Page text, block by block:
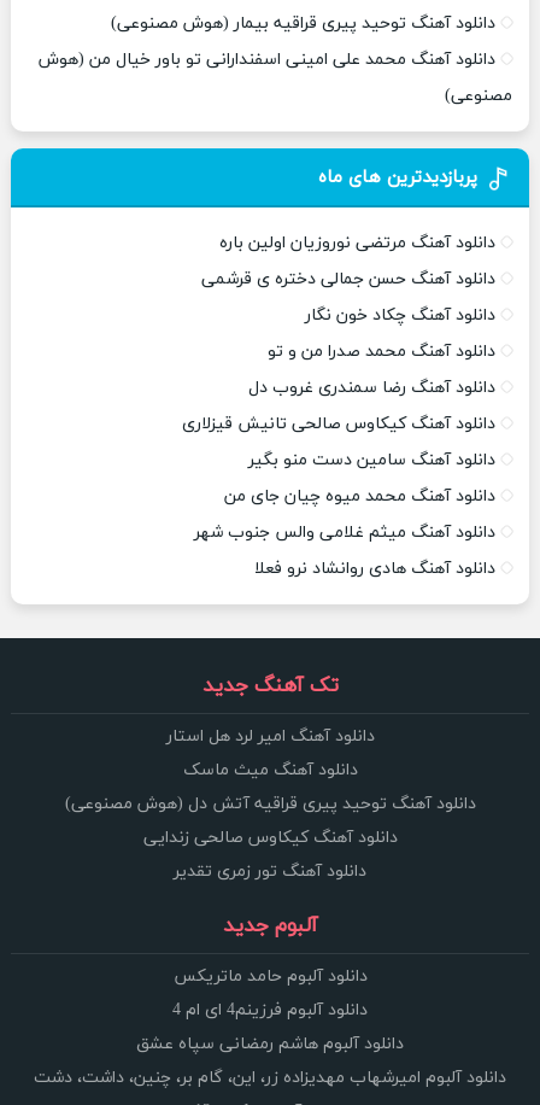
دانلود آهنگ توحید پیری قراقیه بیمار (هوش مصنوعی)
دانلود آهنگ محمد علی امینی اسفندارانی تو باور خیال من (هوش
مصنوعی)
پربازدیدترین های ماه
دانلود آهنگ مرتضی نوروزیان اولین باره
دانلود آهنگ حسن جمالی دختره ی قرشمی
دانلود آهنگ چکاد خون نگار
دانلود آهنگ محمد صدرا من و تو
دانلود آهنگ رضا سمندری غروب دل
دانلود آهنگ کیکاوس صالحی تانیش قیزلاری
دانلود آهنگ سامین دست منو بگیر
دانلود آهنگ محمد میوه چیان جای من
دانلود آهنگ میثم غلامی والس جنوب شهر
دانلود آهنگ هادی روانشاد نرو فعلا
تک آهنگ جدید
دانلود آهنگ امیر لرد هل استار
دانلود آهنگ میث ماسک
دانلود آهنگ توحید پیری قراقیه آتش دل (هوش مصنوعی)
دانلود آهنگ کیکاوس صالحی زندایی
دانلود آهنگ تور زمری تقدیر
آلبوم جدید
دانلود آلبوم حامد ماتریکس
دانلود آلبوم فرزینم4 ای ام 4
دانلود آلبوم هاشم رمضانی سپاه عشق
دانلود آلبوم امیرشهاب مهدیزاده زر، این، گام بر، چنین، داشت، دشت